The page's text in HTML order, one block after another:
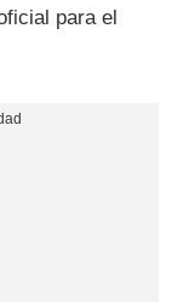
para el